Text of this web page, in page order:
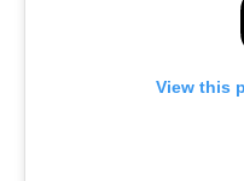
View this